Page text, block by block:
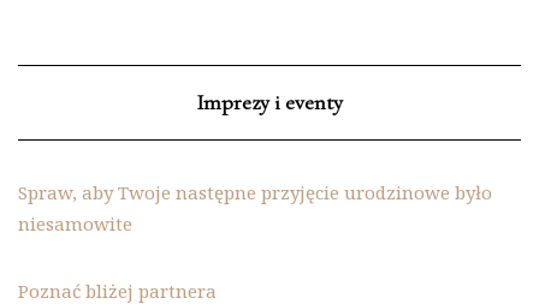
Imprezy i eventy
Spraw, aby Twoje następne przyjęcie urodzinowe było
niesamowite
Poznać bliżej partnera